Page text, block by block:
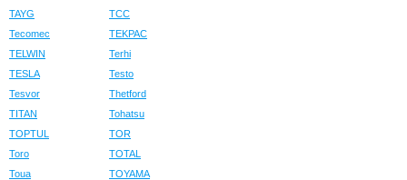
TAYG
TCC
Tecomec
TEKPAC
TELWIN
Terhi
TESLA
Testo
Tesvor
Thetford
TITAN
Tohatsu
TOPTUL
TOR
Toro
TOTAL
Toua
TOYAMA